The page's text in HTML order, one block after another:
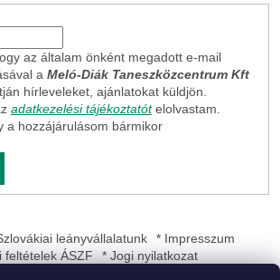
az általam önként megadott e-mail
a Meló-Diák Taneszközcentrum Kft
hírleveleket, ajánlatokat küldjön.
adatkezelési tájékoztatót elolvastam.
a hozzájárulásom bármikor
leányvállalatunk
* Impresszum
feltételek ÁSZF
* Jogi nyilatkozat